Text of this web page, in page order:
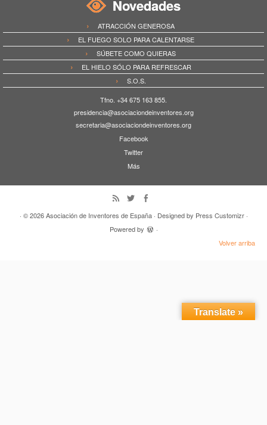
Novedades
ATRACCIÓN GENEROSA
EL FUEGO SOLO PARA CALENTARSE
SÚBETE COMO QUIERAS
EL HIELO SÓLO PARA REFRESCAR
S.O.S.
Tfno. +34 675 163 855.
presidencia@asociaciondeinventores.org
secretaria@asociaciondeinventores.org
Facebook
Twitter
Más
· © 2026Asociación de Inventores de España· Designed by Press Customizr·
Powered by
·
Volver arriba
Translate »